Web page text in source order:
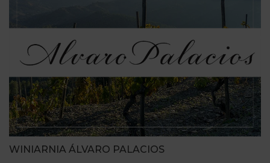
WINIARNIA ÁLVARO PALACIOS